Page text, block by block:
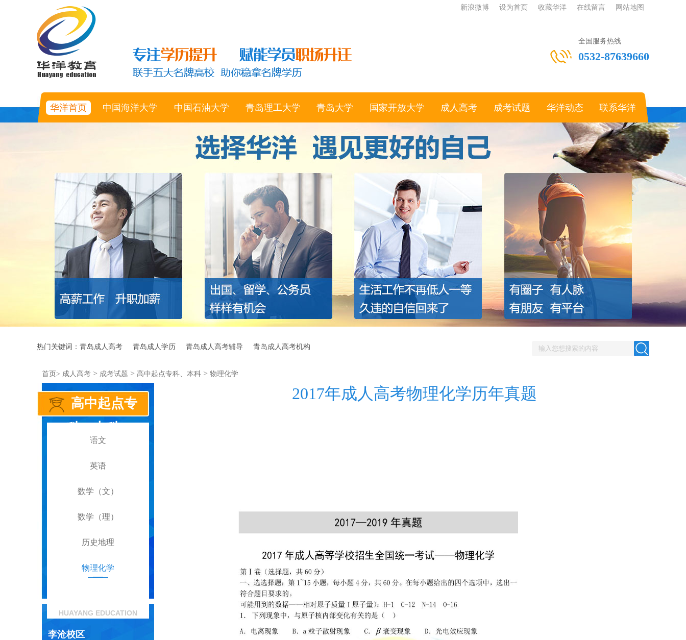
新浪微博 设为首页 收藏华洋 在线留言 网站地图
全国服务热线
0532-87639660
华洋首页 中国海洋大学 中国石油大学 青岛理工大学 青岛大学 国家开放大学 成人高考 成考试题 华洋动态 联系华洋
热门关键词： 青岛成人高考 青岛成人学历 青岛成人高考辅导 青岛成人高考机构
首页> 成人高考 > 成考试题 > 高中起点专科、本科 > 物理化学
高中起点专
语文
英语
数学（文）
数学（理）
历史地理
物理化学
HUAYANG EDUCATION
李沧校区
2017年成人高考物理化学历年真题